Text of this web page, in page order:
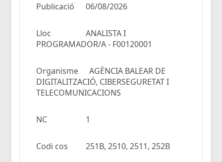
Publicació 06/08/2026
Lloc
ANALISTA I
PROGRAMADOR/A - F00120001
Organisme
AGÈNCIA BALEAR DE
DIGITALITZACIÓ, CIBERSEGURETAT I
TELECOMUNICACIONS
NC 1
Codi cos 251B, 2510, 2511, 252B